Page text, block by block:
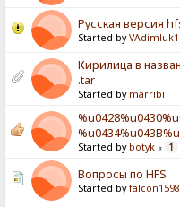
Русская версия
Started byVAdimluk1
Кирилица в
.tar
Started by marribi
Started by botyk « 1
Вопросы по HFS
Started byfalcon1598